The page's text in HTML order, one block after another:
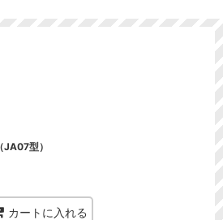
型）
カートに入れる